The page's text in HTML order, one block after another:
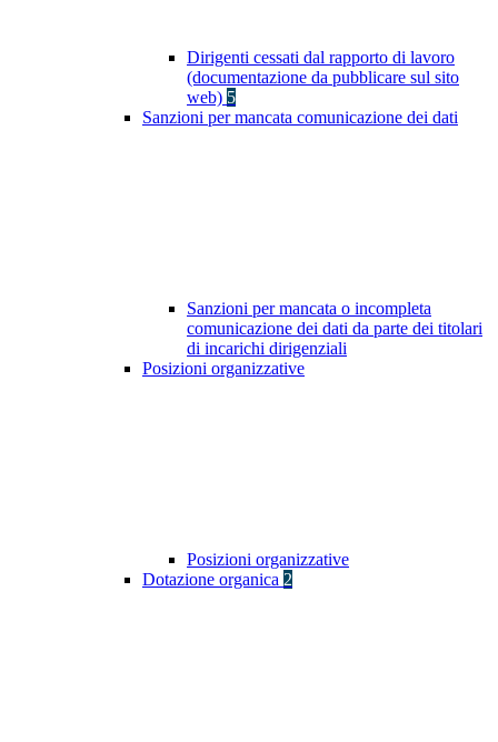
Dirigenti cessati dal rapporto di lavoro
(documentazione da pubblicare sul sito
web) 5
Sanzioni per mancata comunicazione dei dati
Sanzioni per mancata o incompleta
comunicazione dei dati da parte dei titolari
di incarichi dirigenziali
Posizioni organizzative
Posizioni organizzative
Dotazione organica 2